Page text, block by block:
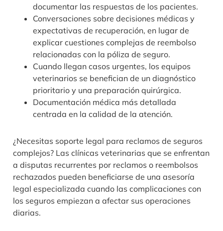
documentar las respuestas de los pacientes.
Conversaciones sobre decisiones médicas y
expectativas de recuperación, en lugar de
explicar cuestiones complejas de reembolso
relacionadas con la póliza de seguro.
Cuando llegan casos urgentes, los equipos
veterinarios se benefician de un diagnóstico
prioritario y una preparación quirúrgica.
Documentación médica más detallada
centrada en la calidad de la atención.
¿Necesitas soporte legal para reclamos de seguros
complejos? Las clínicas veterinarias que se enfrentan
a disputas recurrentes por reclamos o reembolsos
rechazados pueden beneficiarse de una asesoría
legal especializada cuando las complicaciones con
los seguros empiezan a afectar sus operaciones
diarias.